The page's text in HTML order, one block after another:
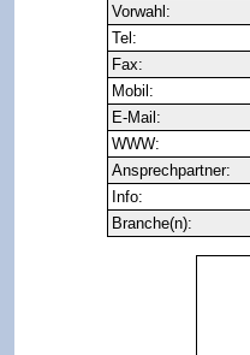
Vorwahl:
Tel:
Fax:
Mobil:
E-Mail:
WWW:
Ansprechpartner:
Info:
Branche(n):